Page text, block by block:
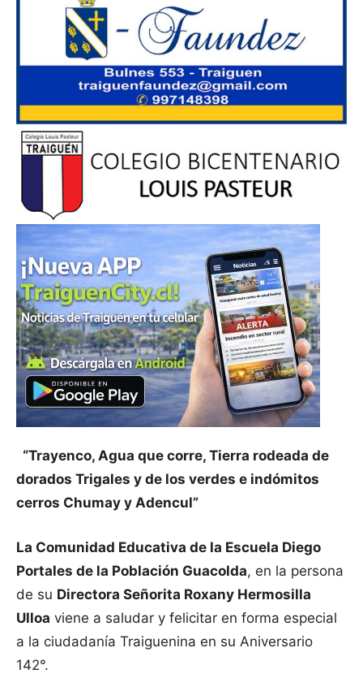
“Trayenco, Agua que corre, Tierra rodeada de
dorados Trigales y de los verdes e indómitos
cerros Chumay y Adencul”
La Comunidad Educativa de la Escuela Diego
Portales de la Población Guacolda, en la persona
de su Directora Señorita Roxany Hermosilla
Ulloa viene a saludar y felicitar en forma especial
a la ciudadanía Traiguenina en su Aniversario
142°.